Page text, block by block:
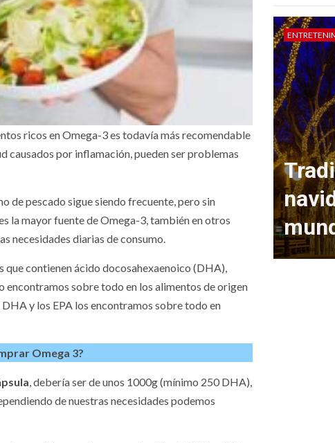
ricos en Omega-3 es todavía más recomendable
causados por inflamación, pueden ser problemas
de pescado sigue siendo frecuente, pero sin
la mayor fuente de Omega-3, también en otros
necesidades diarias de consumo.
que contienen ácido docosahexaenoico (DHA),
sobre todo en los alimentos de origen
y los EPA los encontramos sobre todo en
Omega 3?
, debería ser de unos 1000g (mínimo 250 DHA),
de nuestras necesidades podemos
PSICO-PREVENCIÓN
amistad y pareja
para mayores